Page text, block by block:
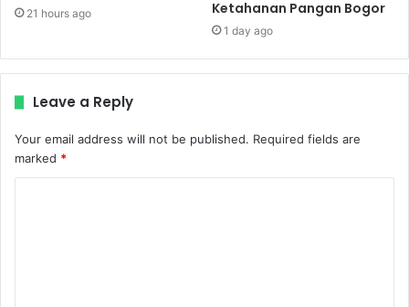
21 hours ago
Ketahanan Pangan Bogor
1 day ago
Leave a Reply
Your email address will not be published. Required fields are
marked *